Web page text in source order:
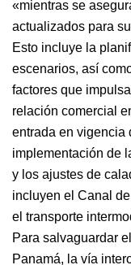
«mientras se
actualizados para
Esto incluye la
escenarios, así
factores que
relación comercial
entrada en vigencia
implementación de
y los ajustes de
incluyen el Canal
el transporte
Para salvaguardar
Panamá, la vía